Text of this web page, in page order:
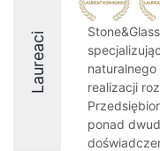
Laureaci
realizacji
ponad